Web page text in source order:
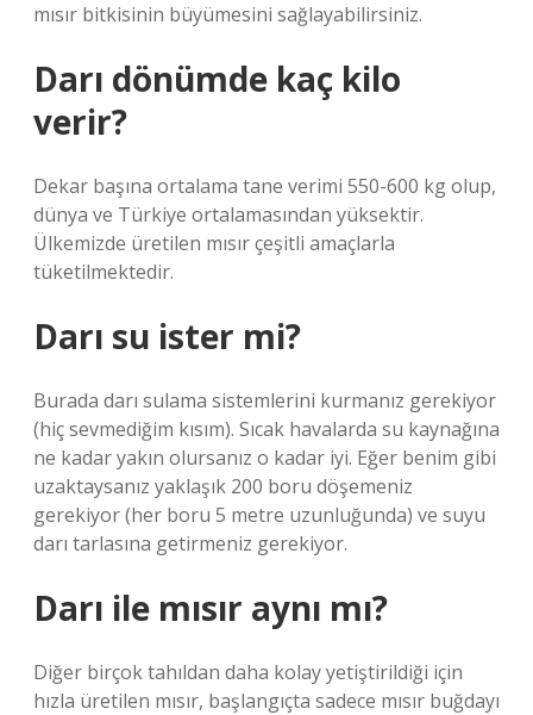
mısır bitkisinin büyümesini sağlayabilirsiniz.
Darı dönümde kaç kilo
verir?
Dekar başına ortalama tane verimi 550-600 kg olup,
dünya ve Türkiye ortalamasından yüksektir.
Ülkemizde üretilen mısır çeşitli amaçlarla
tüketilmektedir.
Darı su ister mi?
Burada darı sulama sistemlerini kurmanız gerekiyor
(hiç sevmediğim kısım). Sıcak havalarda su kaynağına
ne kadar yakın olursanız o kadar iyi. Eğer benim gibi
uzaktaysanız yaklaşık 200 boru döşemeniz
gerekiyor (her boru 5 metre uzunluğunda) ve suyu
darı tarlasına getirmeniz gerekiyor.
Darı ile mısır aynı mı?
Diğer birçok tahıldan daha kolay yetiştirildiği için
hızla üretilen mısır, başlangıçta sadece mısır buğdayı